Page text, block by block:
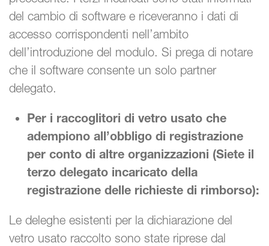
del cambio di software e riceveranno i dati di
accesso corrispondenti nell’ambito
dell’introduzione del modulo. Si prega di notare
che il software consente un solo partner
delegato.
Per i raccoglitori di vetro usato che
adempiono all’obbligo di registrazione
per conto di altre organizzazioni (Siete il
terzo delegato incaricato della
registrazione delle richieste di rimborso):
Le deleghe esistenti per la dichiarazione del
vetro usato raccolto sono state riprese dal